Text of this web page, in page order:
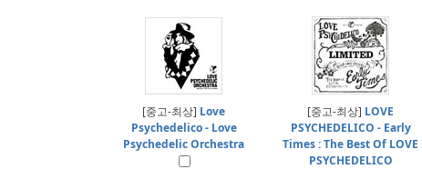
[중고-최상] Love
Psychedelico - Love
Psychedelic Orchestra
[중고-최상] LOVE
PSYCHEDELICO - Early
Times : The Best Of LOVE
PSYCHEDELICO